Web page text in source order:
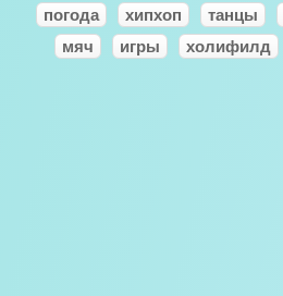
погода хипхоп танцы
мяч
игры холифилд